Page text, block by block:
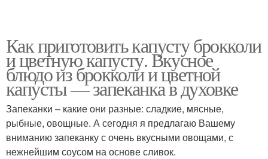
Как приготовить капусту брокколи
и цветную капусту. Вкусное
блюдо из брокколи и цветной
капусты — запеканка в духовке
Запеканки – какие они разные: сладкие, мясные,
рыбные, овощные. А сегодня я предлагаю Вашему
вниманию запеканку с очень вкусными овощами, с
нежнейшим соусом на основе сливок.